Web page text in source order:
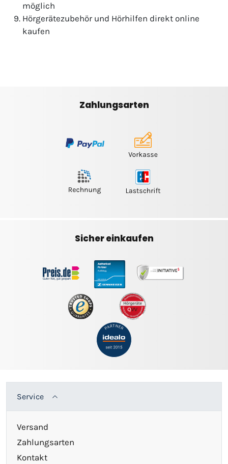
möglich
Hörgerätezubehör und Hörhilfen direkt online
kaufen
Zahlungsarten
Sicher einkaufen
Service
Versand
Zahlungsarten
Kontakt